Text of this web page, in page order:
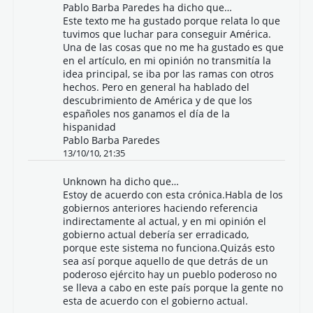
Pablo Barba Paredes ha dicho que…
Este texto me ha gustado porque relata lo que
tuvimos que luchar para conseguir América.
Una de las cosas que no me ha gustado es que
en el artículo, en mi opinión no transmitía la
idea principal, se iba por las ramas con otros
hechos. Pero en general ha hablado del
descubrimiento de América y de que los
españoles nos ganamos el día de la
hispanidad
Pablo Barba Paredes
13/10/10, 21:35
Unknown ha dicho que…
Estoy de acuerdo con esta crónica.Habla de los
gobiernos anteriores haciendo referencia
indirectamente al actual, y en mi opinión el
gobierno actual debería ser erradicado,
porque este sistema no funciona.Quizás esto
sea así porque aquello de que detrás de un
poderoso ejército hay un pueblo poderoso no
se lleva a cabo en este país porque la gente no
esta de acuerdo con el gobierno actual.